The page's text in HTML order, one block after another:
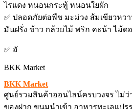
ไรแดง หนอนกระทู้ หนอนใยผัก
✅ ปลอดภัยต่อพืช มะม่วง ส้มเขียวหว
มันฝรั่ง ข้าว กล้วยไม้ พริก คะน้า ไม้ด
✅ อั
BKK Market
BKK Market
ศูนย์รวมสินค้าออนไลน์ครบวงจร ไม่ว่
ของฝาก ขนมนำเข้า อาหารทะเลแป